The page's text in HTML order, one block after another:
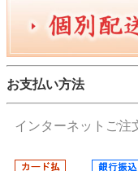
お支払い方法
インターネットご注